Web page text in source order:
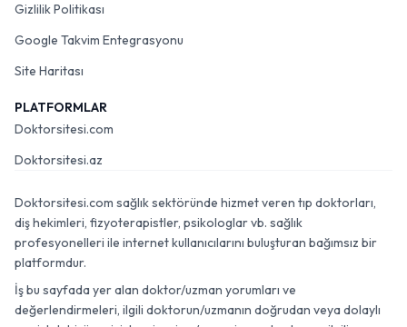
Gizlilik Politikası
Google Takvim Entegrasyonu
Site Haritası
PLATFORMLAR
Doktorsitesi.com
Doktorsitesi.az
Doktorsitesi.com sağlık sektöründe hizmet veren tıp doktorları,
diş hekimleri, fizyoterapistler, psikologlar vb. sağlık
profesyonelleri ile internet kullanıcılarını buluşturan bağımsız bir
platformdur.
İş bu sayfada yer alan doktor/uzman yorumları ve
değerlendirmeleri, ilgili doktorun/uzmanın doğrudan veya dolaylı